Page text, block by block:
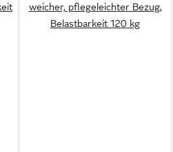
weicher, pflegeleichter Bezug,
Belastbarkeit 120 kg